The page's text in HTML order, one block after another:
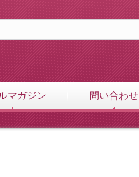
マガジン 問い合わせ